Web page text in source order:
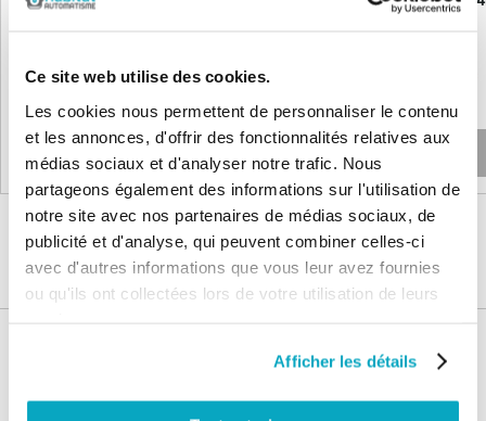
Ce site web utilise des cookies.
Les cookies nous permettent de personnaliser le contenu
et les annonces, d'offrir des fonctionnalités relatives aux
médias sociaux et d'analyser notre trafic. Nous
partageons également des informations sur l'utilisation de
notre site avec nos partenaires de médias sociaux, de
publicité et d'analyse, qui peuvent combiner celles-ci
avec d'autres informations que vous leur avez fournies
ou qu'ils ont collectées lors de votre utilisation de leurs
Afficher les détails
2 454,56 €
Non disponible
Paiement
Paiement en